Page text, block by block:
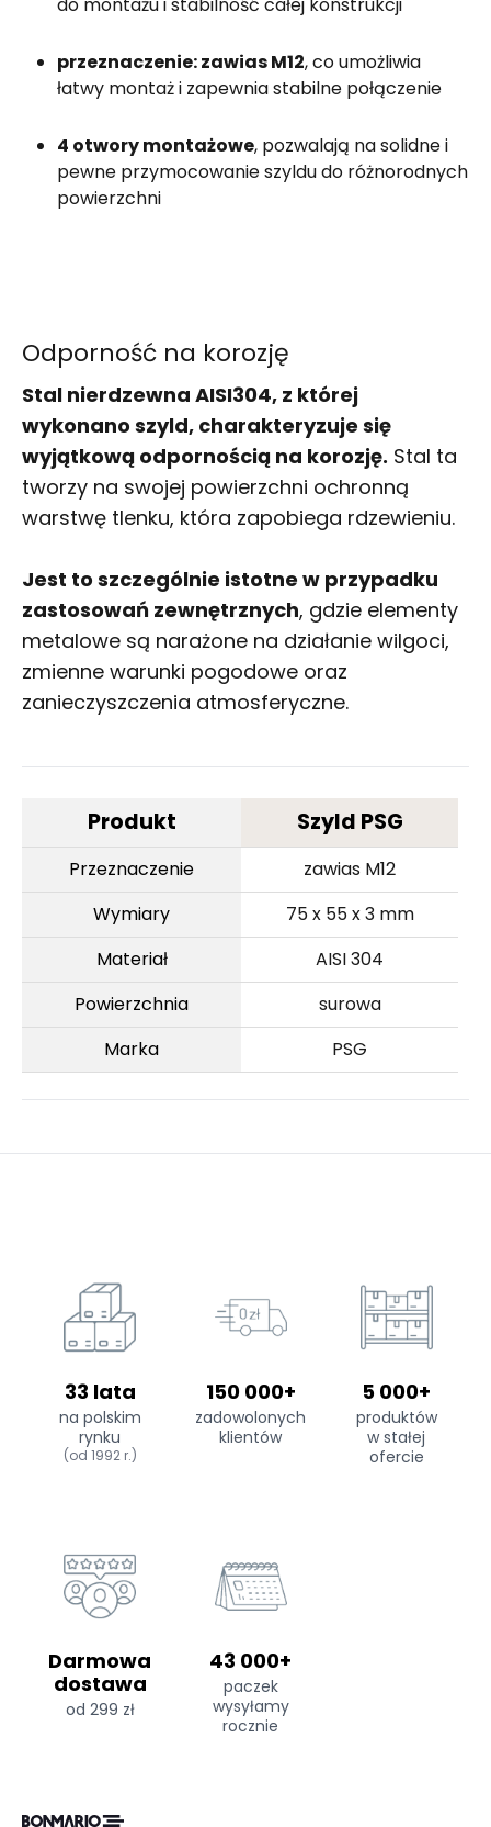
do montażu i stabilność całej konstrukcji
przeznaczenie: zawias M12, co umożliwia
łatwy montaż i zapewnia stabilne połączenie
4 otwory montażowe, pozwalają na solidne i
pewne przymocowanie szyldu do różnorodnych
powierzchni
Odporność na korozję
Stal nierdzewna AISI304, z której
wykonano szyld, charakteryzuje się
wyjątkową odpornością na korozję. Stal ta
tworzy na swojej powierzchni ochronną
warstwę tlenku, która zapobiega rdzewieniu.
Jest to szczególnie istotne w przypadku
zastosowań zewnętrznych, gdzie elementy
metalowe są narażone na działanie wilgoci,
zmienne warunki pogodowe oraz
zanieczyszczenia atmosferyczne.
Produkt Szyld PSG
Przeznaczenie
zawias M12
Wymiary
75 x 55 x 3 mm
Materiał
AISI 304
Powierzchnia
surowa
Marka
PSG
33 lata
na polskim
rynku
(od 1992 r.)
150 000+
zadowolonych
klientów
5 000+
produktów
w stałej
ofercie
Darmowa
dostawa
od 299 zł
43 000+
paczek
wysyłamy
rocznie